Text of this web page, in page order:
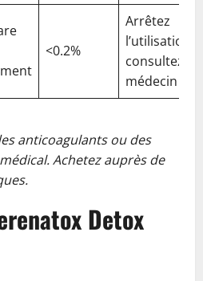
<0.2%
Arrêtez
l’utilisation
consultez un
médecin
anticoagulants ou des
Achetez auprès de
Detox